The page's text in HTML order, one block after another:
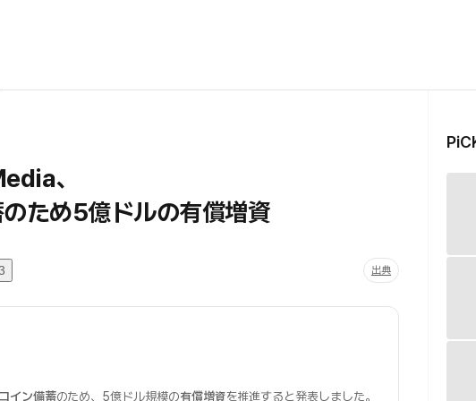
、
ため5億ドルの有償増資
出典
イン備蓄のため、5億ドル規模の有償増資を推進すると発表しました。